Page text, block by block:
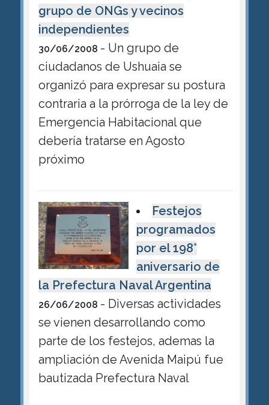
grupo de ONGs y vecinos
independientes
30/06/2008 - Un grupo de
ciudadanos de Ushuaia se
organizó para expresar su postura
contraria a la prórroga de la ley de
Emergencia Habitacional que
debería tratarse en Agosto
próximo
Festejos
programados
por el 198°
aniversario de
la Prefectura Naval Argentina
26/06/2008 - Diversas actividades
se vienen desarrollando como
parte de los festejos, ademas la
ampliación de Avenida Maipú fue
bautizada Prefectura Naval